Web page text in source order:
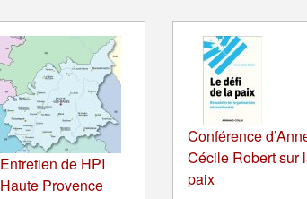
Entretien de HPI
Haute Provence
Conférence
Cécile Robert sur
paix